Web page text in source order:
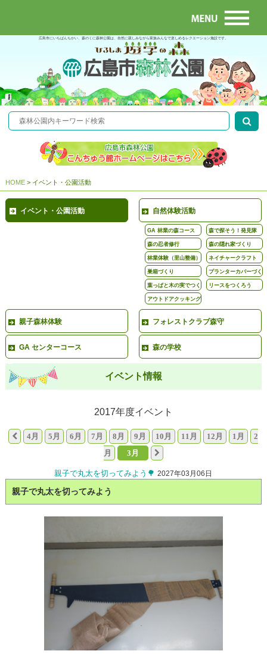
広島市にいちばんちかい、森のくに森林公園は、自然に親しみながら家族みんなで楽しめるレクエーション施設です。
HOME> イベント・公園活動
イベント・公園活動 自然体験活動
GA 林業の森コース 森で探そう！発見隊
森の忍者修行 森の隠れ家づくり
林業体験（里山整備） ネイチャークラフト
巣箱づくり
プランターカバーづく
り
葉っぱと木の実でつく
ろう
リースをつくろう
アウトドアクッキング
親子森林体験 フォレストクラブ森守
GA センターコース 森の学校
イベント情報
2017年度イベント
4月 5月 6月 7月 8月 9月 10月 11月 12月 1月 2
月 3月
親子で丸太を切ってみよう🌳 2027年03月06日
親子で丸太を切ってみよう